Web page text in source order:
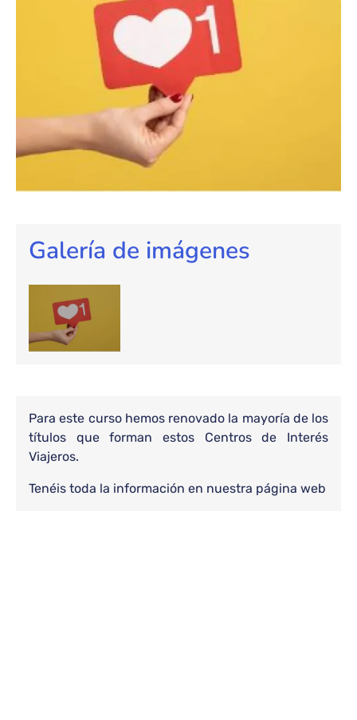
Galería de imágenes
Para este curso hemos renovado la mayoría de los
títulos que forman estos Centros de Interés
Viajeros.
Tenéis toda la información en nuestra página web